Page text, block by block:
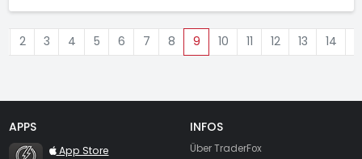
2 3 4 5 6 7 8 9 10 11 12 13 14
APPS
TraderFox Flash
App Store
INFOS
Über TraderFox